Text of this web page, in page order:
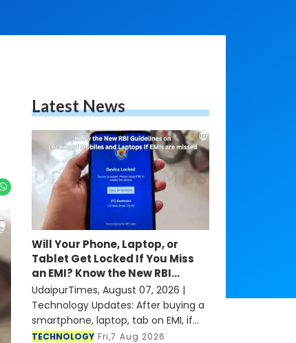
Latest News
Will Your Phone, Laptop, or
Tablet Get Locked If You Miss
an EMI? Know the New RBI
Guidelines
UdaipurTimes, August 07, 2026 |
Technology Updates: After buying a
smartphone, laptop, tab on EMI, if
someone misses their EMI in any
TECHNOLOGY Fri,7 Aug 2026